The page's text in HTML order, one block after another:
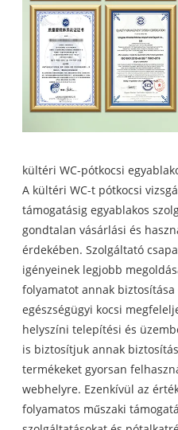
kültéri WC-pótkocsi
A kültéri WC-t pótkocsi
támogatásig egyablakos
gondtalan vásárlási és
érdekében. Szolgáltató
igényeinek legjobb
folyamatot annak
egészségügyi kocsi
helyszíni telepítési és
is biztosítjuk annak
termékeket gyorsan
webhelyre. Ezenkívül az
folyamatos műszaki